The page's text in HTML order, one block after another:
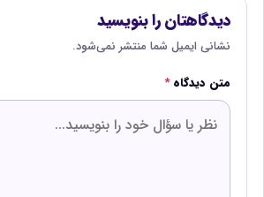
دیدگاهتان را بنویسید
نشانی ایمیل شما منتشر نمی‌شود.
متن دیدگاه*